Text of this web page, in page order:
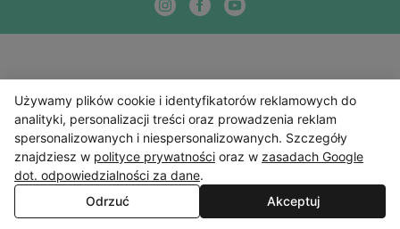
Używamy plików cookie i identyfikatorów reklamowych do
analityki, personalizacji treści oraz prowadzenia reklam
spersonalizowanych i niespersonalizowanych. Szczegóły
znajdziesz w polityce prywatności oraz w zasadach Google
dot. odpowiedzialności za dane.
Odrzuć
Akceptuj